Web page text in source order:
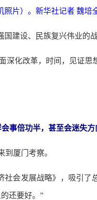
照片）。新华社记者 魏培
建设、民族复兴伟业的战
化改革，时间，见证思
事倍功半，甚至会迷失
厦门考察。
会发展战略》，吸引了
还要好。”